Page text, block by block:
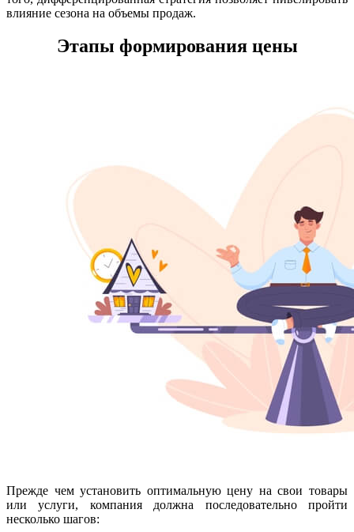
влияние сезона на объемы продаж.
Этапы формирования цены
Прежде чем установить оптимальную цену на свои товары
или услуги, компания должна последовательно пройти
несколько шагов: